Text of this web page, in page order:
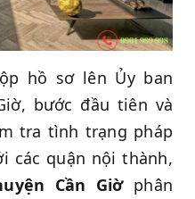
hồ sơ lên Ủy ban
bước đầu tiên và
tra tình trạng pháp
các quận nội thành,
Cần Giờphân